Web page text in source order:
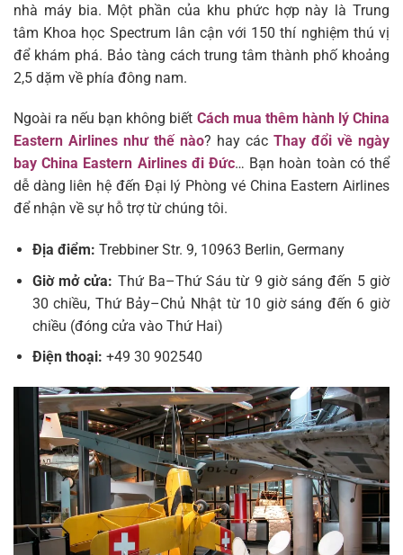
nhà máy bia. Một phần của khu phức hợp này là Trung
tâm Khoa học Spectrum lân cận với 150 thí nghiệm thú vị
để khám phá. Bảo tàng cách trung tâm thành phố khoảng
2,5 dặm về phía đông nam.
Ngoài ra nếu bạn không biết Cách mua thêm hành lý China
Eastern Airlines như thế nào? hay các Thay đổi về ngày
bay China Eastern Airlines đi Đức… Bạn hoàn toàn có thể
dễ dàng liên hệ đến Đại lý Phòng vé China Eastern Airlines
để nhận về sự hỗ trợ từ chúng tôi.
Địa điểm: Trebbiner Str. 9, 10963 Berlin, Germany
Giờ mở cửa: Thứ Ba–Thứ Sáu từ 9 giờ sáng đến 5 giờ
30 chiều, Thứ Bảy–Chủ Nhật từ 10 giờ sáng đến 6 giờ
chiều (đóng cửa vào Thứ Hai)
Điện thoại: +49 30 902540